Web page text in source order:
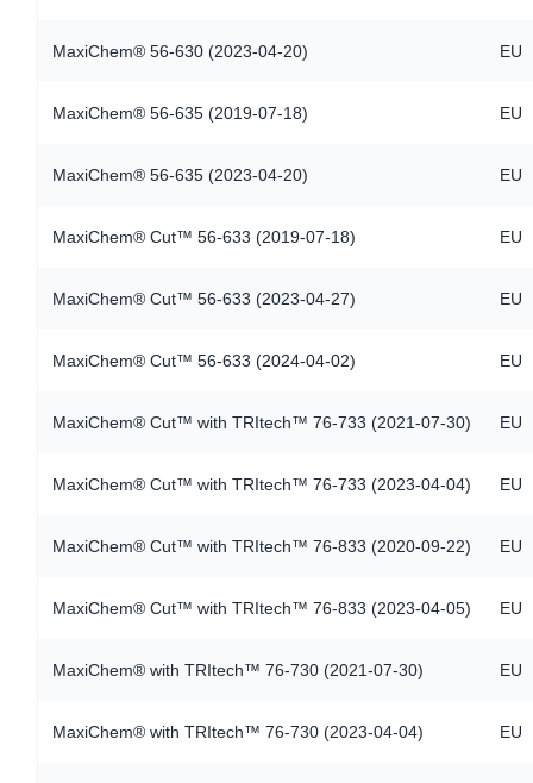
MaxiChem® 56-630 (2023-04-20) EU
MaxiChem® 56-635 (2019-07-18) EU
MaxiChem® 56-635 (2023-04-20) EU
MaxiChem® Cut™ 56-633 (2019-07-18) EU
MaxiChem® Cut™ 56-633 (2023-04-27) EU
MaxiChem® Cut™ 56-633 (2024-04-02) EU
MaxiChem® Cut™ with TRItech™ 76-733 (2021-07-30) EU
MaxiChem® Cut™ with TRItech™ 76-733 (2023-04-04) EU
MaxiChem® Cut™ with TRItech™ 76-833 (2020-09-22) EU
MaxiChem® Cut™ with TRItech™ 76-833 (2023-04-05) EU
MaxiChem® with TRItech™ 76-730 (2021-07-30) EU
MaxiChem® with TRItech™ 76-730 (2023-04-04) EU